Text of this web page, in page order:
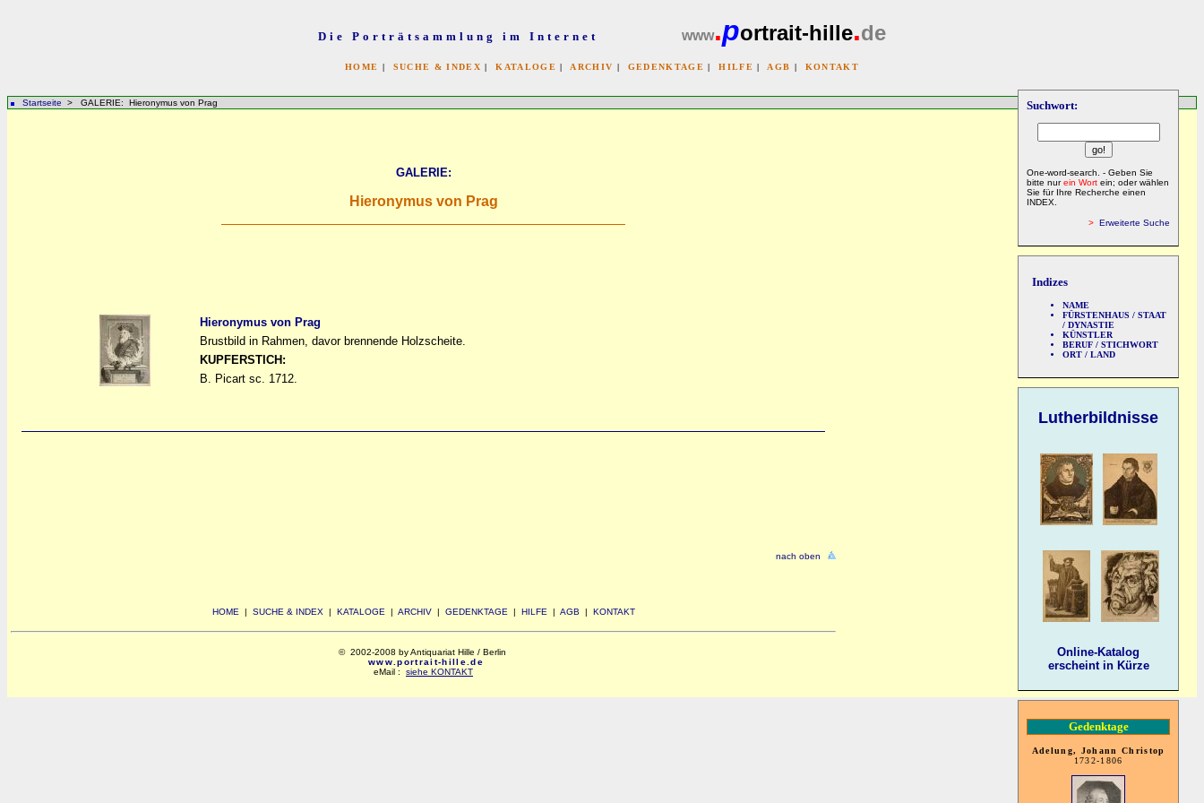
Die Porträtsammlung im Internet www.portrait-hille.de
HOME | SUCHE & INDEX |KATALOGE | ARCHIV | GEDENKTAGE |HILFE | AGB | KONTAKT
Suchwort:
One-word-search. - Geben Sie
bitte nurein Wort ein; oder wählen
Sie für Ihre Recherche einen
INDEX.
> Erweiterte Suche
Indizes
NAME
FÜRSTENHAUS / STAAT
/ DYNASTIE
KÜNSTLER
BERUF / STICHWORT
ORT / LAND
Lutherbildnisse
Online-Katalog
erscheint in Kürze
Gedenktage
Adelung, Johann Christop
1732-1806
Startseite > GALERIE: Hieronymus von Prag
GALERIE:
Hieronymus von Prag
Hieronymus von Prag
Brustbild in Rahmen, davor brennende Holzscheite.
KUPFERSTICH:
B. Picart sc. 1712.
nach oben
HOME | SUCHE & INDEX | KATALOGE | ARCHIV| GEDENKTAGE | HILFE | AGB | KONTAKT
© 2002-2008 by Antiquariat Hille / Berlin
www.portrait-hille.de
eMail : siehe KONTAKT